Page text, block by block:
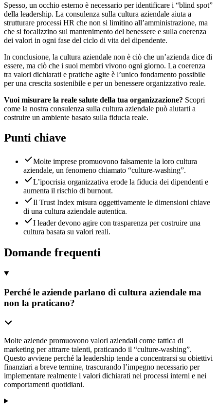
Spesso, un occhio esterno è necessario per identificare i “blind spot”
della leadership. La consulenza sulla cultura aziendale aiuta a
strutturare processi HR che non si limitino all’amministrazione, ma
che si focalizzino sul mantenimento del benessere e sulla coerenza
dei valori in ogni fase del ciclo di vita del dipendente.
In conclusione, la cultura aziendale non è ciò che un’azienda dice di
essere, ma ciò che i suoi membri vivono ogni giorno. La coerenza
tra valori dichiarati e pratiche agite è l’unico fondamento possibile
per una crescita sostenibile e per un benessere organizzativo reale.
Vuoi misurare la reale salute della tua organizzazione? Scopri
come la nostra consulenza sulla cultura aziendale può aiutarti a
costruire un ambiente basato sulla fiducia reale.
Punti chiave
Molte imprese promuovono falsamente la loro cultura
aziendale, un fenomeno chiamato “culture-washing”.
L’ipocrisia organizzativa erode la fiducia dei dipendenti e
aumenta il rischio di burnout.
Il Trust Index misura oggettivamente le dimensioni chiave
di una cultura aziendale autentica.
I leader devono agire con trasparenza per costruire una
cultura basata su valori reali.
Domande frequenti
Perché le aziende parlano di cultura aziendale ma
non la praticano?
Molte aziende promuovono valori aziendali come tattica di
marketing per attrarre talenti, praticando il “culture-washing”.
Questo avviene perché la leadership tende a concentrarsi su obiettivi
finanziari a breve termine, trascurando l’impegno necessario per
implementare realmente i valori dichiarati nei processi interni e nei
comportamenti quotidiani.